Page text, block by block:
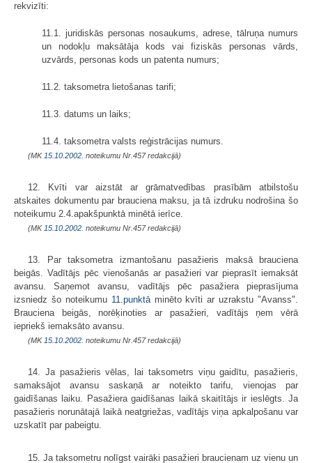
rekvizīti:
11.1. juridiskās personas nosaukums, adrese, tālruņa numurs
un nodokļu maksātāja kods vai fiziskās personas vārds,
uzvārds, personas kods un patenta numurs;
11.2. taksometra lietošanas tarifi;
11.3. datums un laiks;
11.4. taksometra valsts reģistrācijas numurs.
(MK 15.10.2002. noteikumu Nr.457 redakcijā)
12. Kvīti var aizstāt ar grāmatvedības prasībām atbilstošu
atskaites dokumentu par brauciena maksu, ja tā izdruku nodrošina šo
noteikumu 2.4.apakšpunktā minētā ierīce.
(MK 15.10.2002. noteikumu Nr.457 redakcijā)
13. Par taksometra izmantošanu pasažieris maksā brauciena
beigās. Vadītājs pēc vienošanās ar pasažieri var pieprasīt iemaksāt
avansu. Saņemot avansu, vadītājs pēc pasažiera pieprasījuma
izsniedz šo noteikumu 11.punktāminēto kvīti ar uzrakstu "Avanss".
Brauciena beigās, norēķinoties ar pasažieri, vadītājs ņem vērā
iepriekš iemaksāto avansu.
(MK 15.10.2002. noteikumu Nr.457 redakcijā)
14. Ja pasažieris vēlas, lai taksometrs viņu gaidītu, pasažieris,
samaksājot avansu saskaņā ar noteikto tarifu, vienojas par
gaidīšanas laiku. Pasažiera gaidīšanas laikā skaitītājs ir ieslēgts. Ja
pasažieris norunātajā laikā neatgriežas, vadītājs viņa apkalpošanu var
uzskatīt par pabeigtu.
15. Ja taksometru nolīgst vairāki pasažieri braucienam uz vienu un